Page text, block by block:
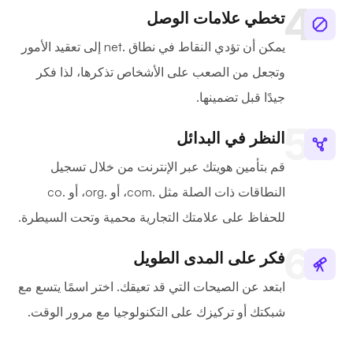
تخطي علامات الوصل
يمكن أن تؤدي النقاط في نطاق .net إلى تعقيد الأمور
وتجعل من الصعب على الأشخاص تذكرها، لذا فكر
جيدًا قبل تضمينها.
النظر في البدائل
قم بتأمين هويتك عبر الإنترنت من خلال تسجيل
النطاقات ذات الصلة مثل .com، أو .org، أو .co
للحفاظ على علامتك التجارية محمية وتحت السيطرة.
فكر على المدى الطويل
ابتعد عن الصيحات التي قد تعيقك. اختر اسمًا يتسع مع
شبكتك أو تركيزك على التكنولوجيا مع مرور الوقت.